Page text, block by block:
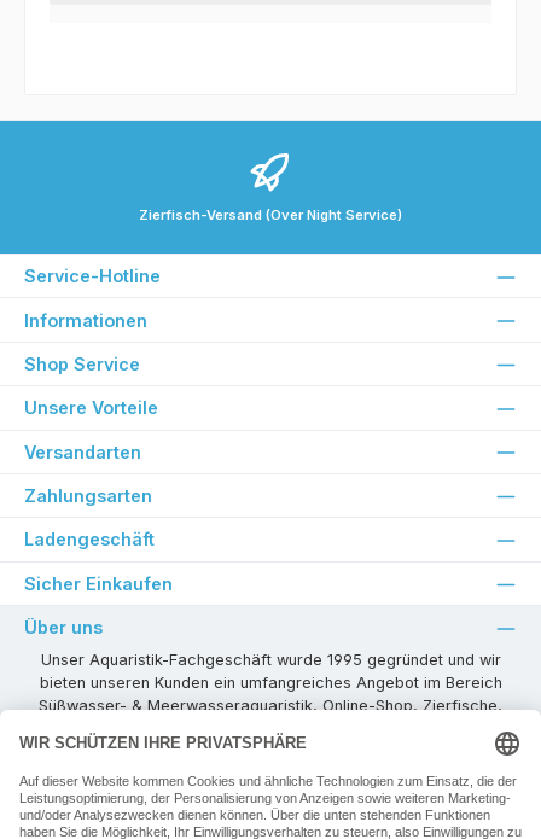
Zierfisch-Versand (Over Night Service)
Service-Hotline
Informationen
Shop Service
Unsere Vorteile
Versandarten
Zahlungsarten
Ladengeschäft
Sicher Einkaufen
Über uns
Unser Aquaristik-Fachgeschäft wurde 1995 gegründet und wir
bieten unseren Kunden ein umfangreiches Angebot im Bereich
Süßwasser- & Meerwasseraquaristik, Online-Shop, Zierfische,
Pflanzen, Aquarienkombinationen, Technikzubehör usw. ! Als
kompetenter Aquaristik-Fachhandelspartner stehen wir Ihnen für
alle Ihre Projekte und Einrichtungs- oder Besatzwünsche zur
Verfügung!